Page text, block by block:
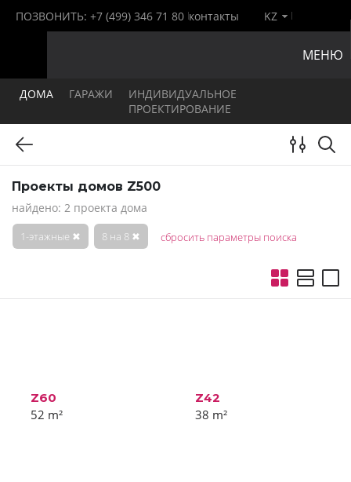
ПОЗВОНИТЬ: +7 (499) 346 71 80 контакты KZ
МЕНЮ
ДОМА ГАРАЖИ
ИНДИВИДУАЛЬНОЕ
ПРОЕКТИРОВАНИЕ
Проекты домов Z500
найдено: 2 проекта дома
1-этажные ✖ 8 на 8 ✖ сбросить параметры поиска
Z60
52 m²
Z42
38 m²